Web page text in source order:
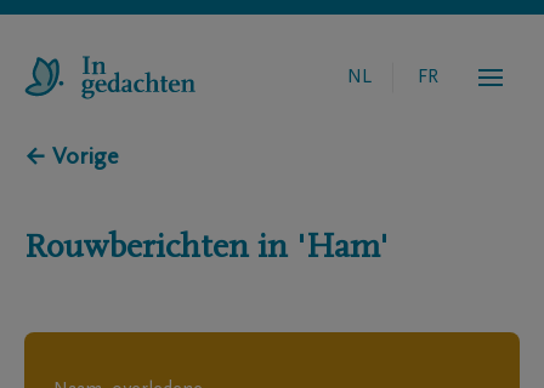
NL FR
← Vorige
Rouwberichten in 'Ham'